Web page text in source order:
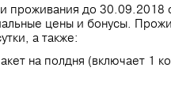
проживания до 30.09.2018
цены и бонусы.
а также:
на полдня (включает 1